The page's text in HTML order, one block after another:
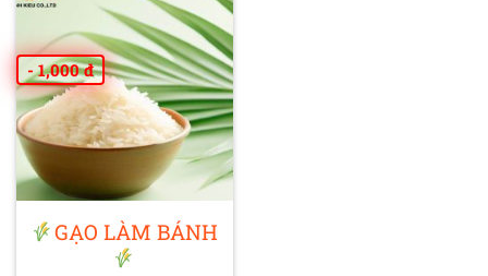
là:
17,500 đ.
- 1,000 đ
GẠO LÀM BÁNH